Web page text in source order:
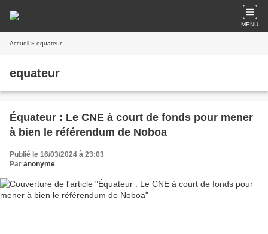
MENU
Accueil » equateur
equateur
Équateur : Le CNE à court de fonds pour mener
à bien le référendum de Noboa
Publié le 16/03/2024 à 23:03
Par anonyme